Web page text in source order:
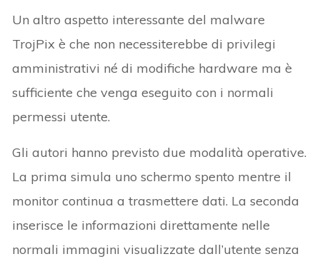
Un altro aspetto interessante del malware
TrojPix è che non necessiterebbe di privilegi
amministrativi né di modifiche hardware ma è
sufficiente che venga eseguito con i normali
permessi utente.
Gli autori hanno previsto due modalità operative.
La prima simula uno schermo spento mentre il
monitor continua a trasmettere dati. La seconda
inserisce le informazioni direttamente nelle
normali immagini visualizzate dall’utente senza